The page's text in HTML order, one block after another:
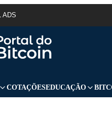
ADS
COTAÇÕESEDUCAÇÃO